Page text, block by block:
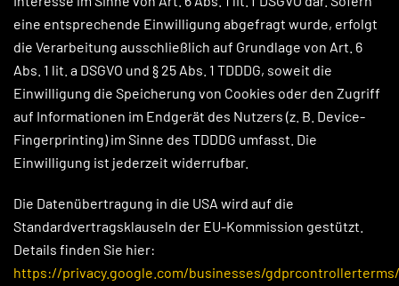
eine entsprechende Einwilligung abgefragt wurde, erfolgt
die Verarbeitung ausschließlich auf Grundlage von Art. 6
Abs. 1 lit. a DSGVO und § 25 Abs. 1 TDDDG, soweit die
Einwilligung die Speicherung von Cookies oder den Zugriff
auf Informationen im Endgerät des Nutzers (z. B. Device-
Fingerprinting) im Sinne des TDDDG umfasst. Die
Einwilligung ist jederzeit widerrufbar.
Die Datenübertragung in die USA wird auf die
Standardvertragsklauseln der EU-Kommission gestützt.
Details finden Sie hier:
https://privacy.google.com/businesses/gdprcontrollerterms/